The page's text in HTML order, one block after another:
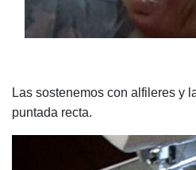
Las sostenemos con alfileres y
puntada recta.